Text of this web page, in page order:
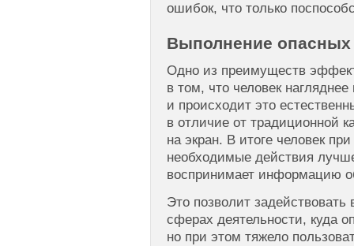
ошибок, что только
Выполнение опасных
Одно из преимуществ
в том, что человек
и происходит это
в отличие от традиционной
на экран. В итоге человек
необходимые действия
воспринимает информацию
Это позволит
сферах деятельности, куда
но при этом тяжело